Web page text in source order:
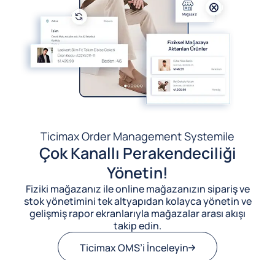
Ticimax Order Management Systemile
Çok Kanallı Perakendeciliği
Yönetin!
Fiziki mağazanız ile online mağazanızın sipariş ve
stok yönetimini tek altyapıdan kolayca yönetin ve
gelişmiş rapor ekranlarıyla mağazalar arası akışı
takip edin.
Ticimax OMS’i İnceleyin